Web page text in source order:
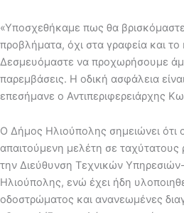
«Υποσχεθήκαμε πως θα
προβλήματα, όχι στα γραφεία και
Δεσμευόμαστε να προχωρήσουμε
παρεμβάσεις. Η οδική ασφάλεια
επεσήμανε ο Αντιπεριφερειάρχης
Ο Δήμος Ηλιούπολης σημειώνει
απαιτούμενη μελέτη σε
την Διεύθυνση Τεχνικών
Ηλιούπολης, ενώ έχει ήδη
οδοστρώματος και ανανεωμένες